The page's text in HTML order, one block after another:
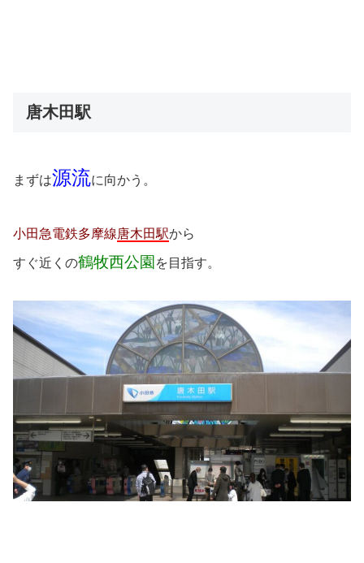
唐木田駅
まずは源流に向かう。
小田急電鉄多摩線唐木田駅から
すぐ近くの鶴牧西公園 を目指す。